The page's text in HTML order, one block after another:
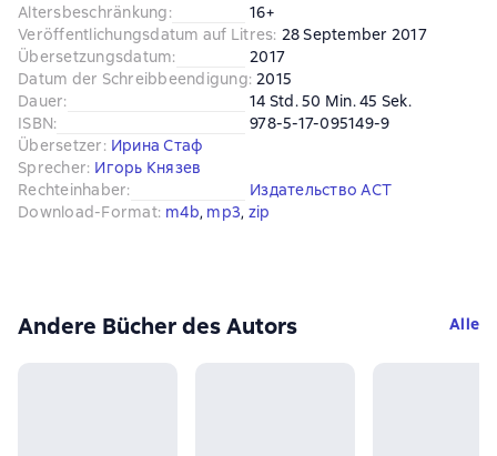
Altersbeschränkung:
16+
Veröffentlichungsdatum auf Litres: 28 September 2017
Übersetzungsdatum:
2017
Datum der Schreibbeendigung: 2015
Dauer:
14 Std. 50 Min. 45 Sek.
ISBN:
978-5-17-095149-9
Übersetzer: Ирина Стаф
Sprecher: Игорь Князев
Rechteinhaber:
Издательство АСТ
Download-Format: m4b, mp3, zip
Andere Bücher des Autors Alle